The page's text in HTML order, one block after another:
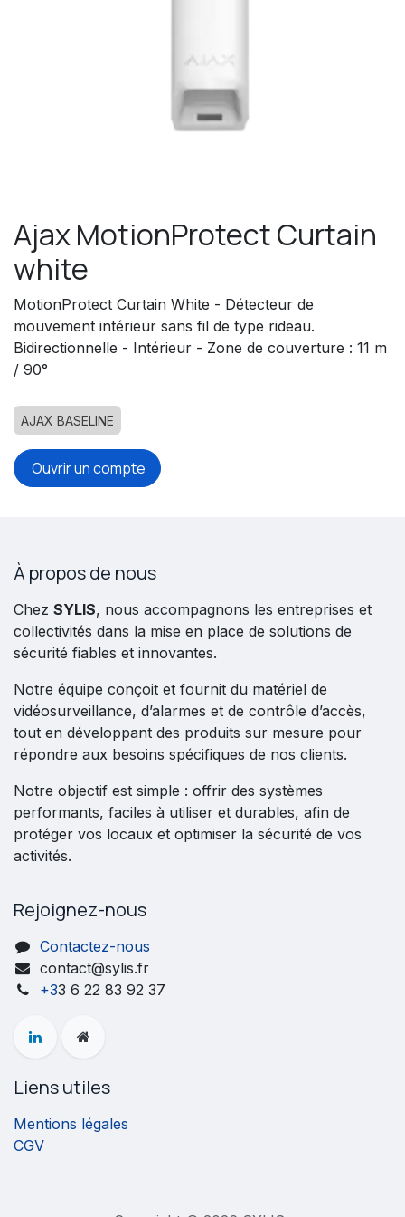
Ajax MotionProtect Curtain
white
MotionProtect Curtain White - Détecteur de
mouvement intérieur sans fil de type rideau.
Bidirectionnelle - Intérieur - Zone de couverture : 11 m
/ 90°
AJAX BASELINE
Ouvrir un compte
À propos de nous
Chez SYLIS, nous accompagnons les entreprises et
collectivités dans la mise en place de solutions de
sécurité fiables et innovantes.
Notre équipe conçoit et fournit du matériel de
vidéosurveillance, d’alarmes et de contrôle d’accès,
tout en développant des produits sur mesure pour
répondre aux besoins spécifiques de nos clients.
Notre objectif est simple : offrir des systèmes
performants, faciles à utiliser et durables, afin de
protéger vos locaux et optimiser la sécurité de vos
activités.
Rejoignez-nous
Contactez-nous
contact@sylis.fr
+33 6 22 83 92 37
Liens utiles
Mentions légales
CGV